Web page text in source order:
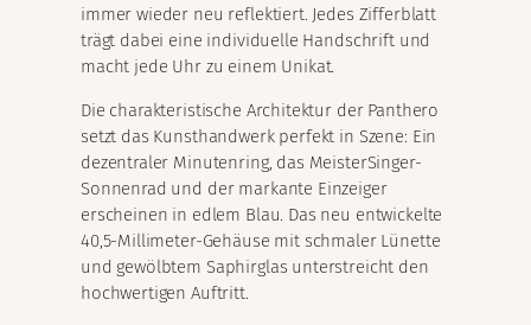
immer wieder neu reflektiert. Jedes Zifferblatt
trägt dabei eine individuelle Handschrift und
macht jede Uhr zu einem Unikat.
Die charakteristische Architektur der Panthero
setzt das Kunsthandwerk perfekt in Szene: Ein
dezentraler Minutenring, das MeisterSinger-
Sonnenrad und der markante Einzeiger
erscheinen in edlem Blau. Das neu entwickelte
40,5-Millimeter-Gehäuse mit schmaler Lünette
und gewölbtem Saphirglas unterstreicht den
hochwertigen Auftritt.